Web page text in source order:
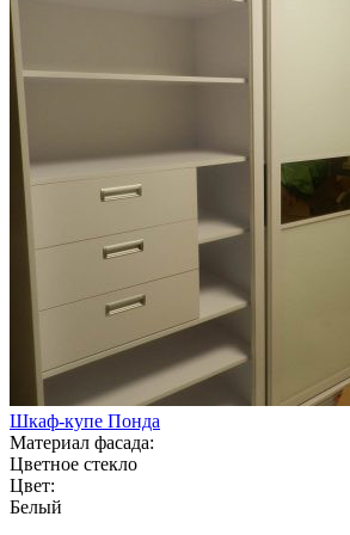
Шкаф-купе Понда
Материал фасада:
Цветное стекло
Цвет:
Белый